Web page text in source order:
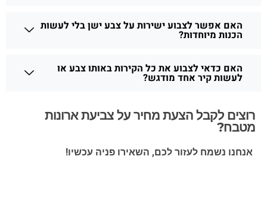
האם אפשר לצבוע ישירות על צבע ישן בלי לעשות
הכנות מיוחדות?
האם כדאי לצבוע את כל הקירות באותו צבע או
לעשות קיר אחד מודגש?
רוצים לקבל הצעת מחיר על צביעת ארונות
מטבח?
אנחנו נשמח לעזור לכם, השאירו פניה עכשיו!